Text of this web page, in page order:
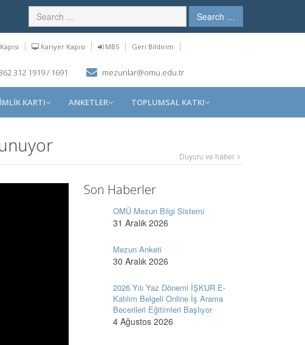
Search …
Kariyer Kapısı MBS
Geri Bildirim
312 1919 / 1691 mezunlar@omu.edu.tr
KARTI ANKETLER TOPLUMSAL KATKI
Duyuru ve haber
Son Haberler
OMÜ Mezun Bilgi Sistemi
31 Aralık 2026
Mezun Anketi
30 Aralık 2026
2026 Yılı Yaz Dönemi İŞKUR E-
Katılım Belgeli Online İş Arama
Becerileri Eğitimleri Başlıyor
4 Ağustos 2026